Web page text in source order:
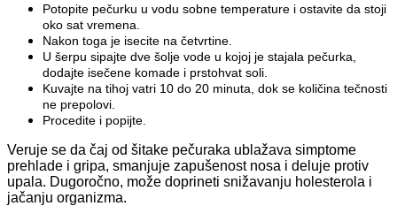
Potopite pečurku u vodu sobne temperature i ostavite da stoji
oko sat vremena.
Nakon toga je isecite na četvrtine.
U šerpu sipajte dve šolje vode u kojoj je stajala pečurka,
dodajte isečene komade i prstohvat soli.
Kuvajte na tihoj vatri 10 do 20 minuta, dok se količina tečnosti
ne prepolovi.
Procedite i popijte.
Veruje se da čaj od šitake pečuraka ublažava simptome
prehlade i gripa, smanjuje zapušenost nosa i deluje protiv
upala. Dugoročno, može doprineti snižavanju holesterola i
jačanju organizma.